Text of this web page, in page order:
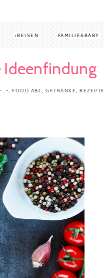
REISEN FAMILIE&BABY
Ideenfindung
-,FOOD ABC,GETRÄNKE,REZEPTE